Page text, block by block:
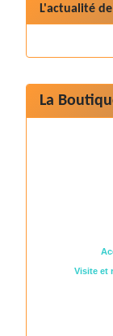
La
Visite et
L'actualité